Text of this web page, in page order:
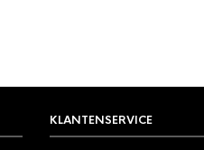
KLANTENSERVICE